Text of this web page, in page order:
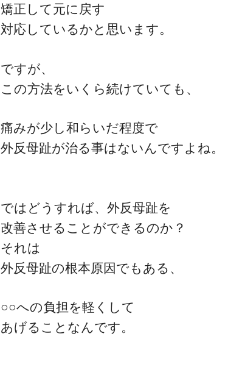
矯正して元に戻す
対応しているかと思います。
ですが、
この方法をいくら続けていても、
痛みが少し和らいだ程度で
外反母趾が治る事はないんですよね。
ではどうすれば、外反母趾を
改善させることができるのか？
それは
外反母趾の根本原因でもある、
○○への負担を軽くして
あげることなんです。